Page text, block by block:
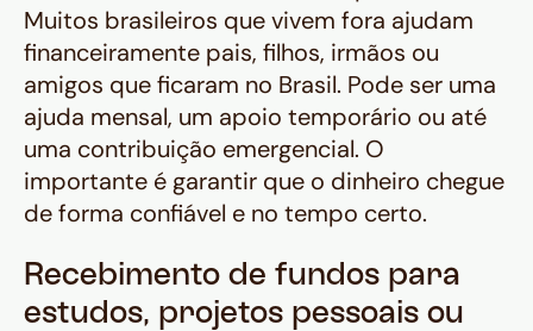
Muitos brasileiros que vivem fora ajudam
financeiramente pais, filhos, irmãos ou
amigos que ficaram no Brasil. Pode ser uma
ajuda mensal, um apoio temporário ou até
uma contribuição emergencial. O
importante é garantir que o dinheiro chegue
de forma confiável e no tempo certo.
Recebimento de fundos para
estudos, projetos pessoais ou